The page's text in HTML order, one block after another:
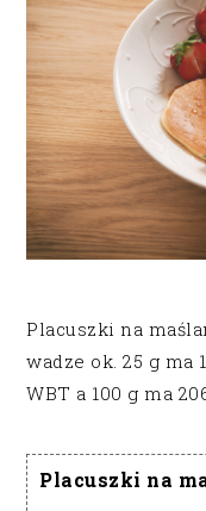
Placuszki na
wadze ok. 25 g ma
WBT a 100 g ma
Placuszki na